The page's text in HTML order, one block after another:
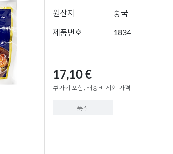
원산지 중국
제품번호 1834
17,10 €
부가세 포함, 배송비 제외 가격
품절